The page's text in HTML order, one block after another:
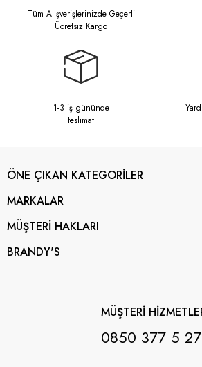
Tüm Alışverişlerinizde Geçerli
Ücretsiz Kargo
1-3 iş gününde
teslimat
ÖNE ÇIKAN KATEGORİLER
MARKALAR
MÜŞTERİ HAKLARI
BRANDY'S
MÜŞTERİ
0850 377 5